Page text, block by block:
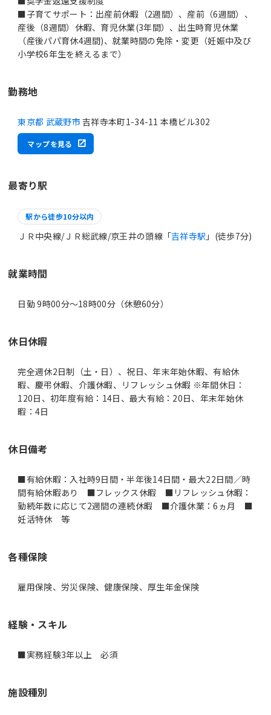
■子育てサポート：出産前休暇（2週間）、産前（6週間）、
産後（8週間）休暇、育児休業(3年間）、出生時育児休業
（産後パパ育休4週間)、就業時間の免除・変更（妊娠中及び
小学校6年生を終えるまで）
勤務地
東京都 武蔵野市 吉祥寺本町1-34-11 本橋ビル302
マップを見る
最寄り駅
駅から徒歩10分以内
ＪＲ中央線/ＪＲ総武線/京王井の頭線「吉祥寺駅 」(徒歩7分)
就業時間
日勤 9時00分〜18時00分（休憩60分）
休日休暇
完全週休2日制（土・日）、祝日、年末年始休暇、有給休
暇、慶弔休暇、介護休暇、リフレッシュ休暇 ※年間休日：
120日、初年度有給：14日、最大有給：20日、年末年始休
暇：4日
休日備考
■有給休暇：入社時9日間・半年後14日間・最大22日間／時
間有給休暇あり ■フレックス休暇 ■リフレッシュ休暇：
勤続年数に応じて2週間の連続休暇 ■介護休業：6ヵ月 ■
妊活特休 等
各種保険
雇用保険、労災保険、健康保険、厚生年金保険
経験・スキル
■実務経験3年以上 必須
施設種別